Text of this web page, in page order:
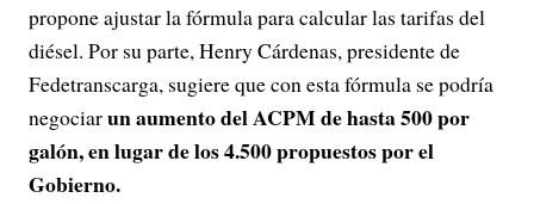
propone ajustar la fórmula para calcular las tarifas del
diésel. Por su parte, Henry Cárdenas, presidente de
Fedetranscarga, sugiere que con esta fórmula se podría
negociarun aumento del ACPM de hasta 500 por
galón, en lugar de los 4.500 propuestos por el
Gobierno.